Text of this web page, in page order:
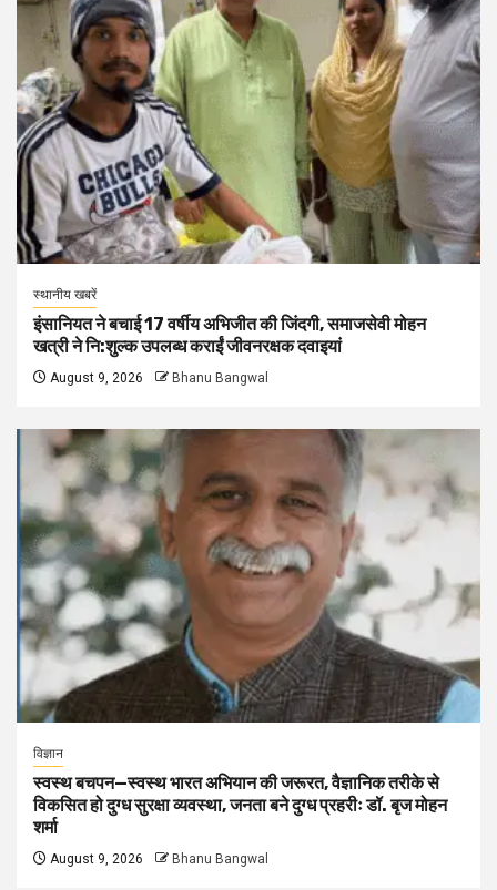
स्थानीय खबरें
इंसानियत ने बचाई 17 वर्षीय अभिजीत की जिंदगी, समाजसेवी मोहन
खत्री ने नि:शुल्क उपलब्ध कराईं जीवनरक्षक दवाइयां
August 9, 2026 Bhanu Bangwal
विज्ञान
स्वस्थ बचपन—स्वस्थ भारत अभियान की जरूरत, वैज्ञानिक तरीके से
विकसित हो दुग्ध सुरक्षा व्यवस्था, जनता बने दुग्ध प्रहरीः डॉ. बृज मोहन
शर्मा
August 9, 2026 Bhanu Bangwal